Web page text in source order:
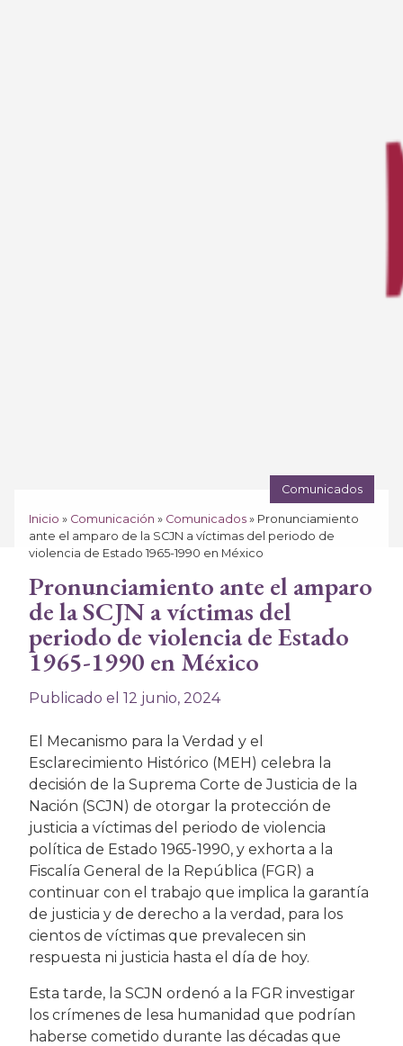
Comunicados
Inicio » Comunicación » Comunicados » Pronunciamiento
ante el amparo de la SCJN a víctimas del periodo de
violencia de Estado 1965-1990 en México
Pronunciamiento ante el amparo
de la SCJN a víctimas del
periodo de violencia de Estado
1965-1990 en México
Publicado el 12 junio, 2024
El Mecanismo para la Verdad y el
Esclarecimiento Histórico (MEH) celebra la
decisión de la Suprema Corte de Justicia de la
Nación (SCJN) de otorgar la protección de
justicia a víctimas del periodo de violencia
política de Estado 1965-1990, y exhorta a la
Fiscalía General de la República (FGR) a
continuar con el trabajo que implica la garantía
de justicia y de derecho a la verdad, para los
cientos de víctimas que prevalecen sin
respuesta ni justicia hasta el día de hoy.
Esta tarde, la SCJN ordenó a la FGR investigar
los crímenes de lesa humanidad que podrían
haberse cometido durante las décadas que